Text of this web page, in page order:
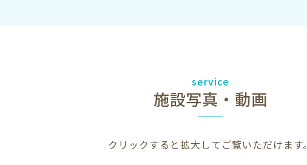
service
施設写真・動画
クリックすると拡大してご覧いただけます。